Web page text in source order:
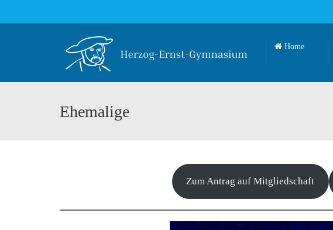
Home
Ehemalige
Zum Antrag auf Mitgliedschaft